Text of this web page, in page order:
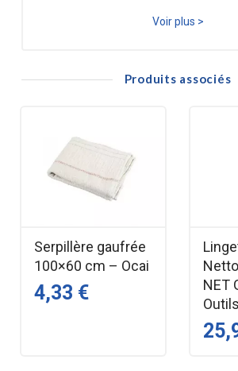
Voir plus >
Produits associés
Serpillère gaufrée
100×60 cm – Ocai
4,33 €
NET